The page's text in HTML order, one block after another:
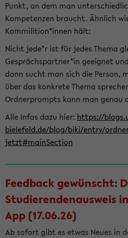
Punkt, an dem man
Kompetenzen braucht. Ähnlich
Kommilition*innen hält:
Nicht jede*r ist für jedes Thema
Gesprächspartner*in geeignet
dann sucht man sich die Person,
über das konkrete Thema
Ordnerprompts kann man genau
Alle Infos dazu hier: https://
bielefeld.de/blog/biki/entry/
jetzt#mainSection
Feedback gewünscht:
Studierendenausweis
App (17.06.26)
Ab sofort gibt es etwas Neues in